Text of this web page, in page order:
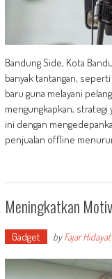
Bandung Side, Kota
banyak tantangan,
baru guna melayani
mengungkapkan,
ini dengan
penjualan offline
Meningkatkan
Gadget byFajar Hidayat